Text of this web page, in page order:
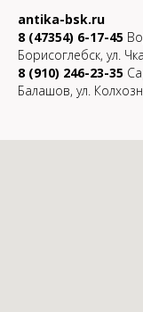
antika-bsk.ru
8 (47354) 6-17-45
Борисоглебск, ул.
8 (910) 246-23-35
Балашов, ул.